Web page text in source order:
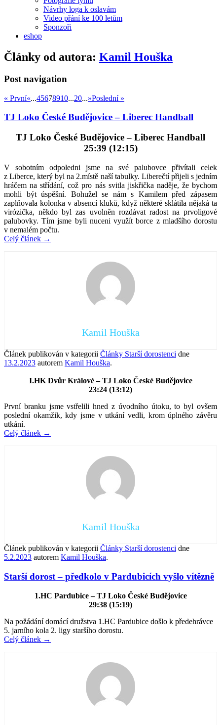
Návrhy loga k oslavám
Video přání ke 100 letům
Sponzoři
eshop
Články od autora: Kamil Houška
Post navigation
« První«...45678910...20...»Poslední »
TJ Loko České Budějovice – Liberec Handball
TJ Loko České Budějovice – Liberec Handball
25:39 (12:15)
V sobotním odpoledni jsme na své palubovce přivítali celek
z Liberce, který byl na 2.místě naší tabulky. Liberečtí přijeli s jedním
hráčem na střídání, což pro nás svitla jiskřička naděje, že bychom
mohli být úspěšní. Bohužel se nám s Kamilem před zápasem
zaplňovala kolonka v absencí kluků, když některé sklátila nějaká ta
virózička, někdo byl zas uvolněn rozdávat radost na prvoligové
palubovky. Tím jsme byli nuceni využít borce z mladšího dorostu
v nemalém počtu.
Celý článek →
Kamil Houška
Článek publikován v kategorii Články Starší dorostenci dne
13.2.2023 autorem Kamil Houška.
I.HK Dvůr Králové – TJ Loko České Budějovice
23:24 (13:12)
První branku jsme vstřelili hned z úvodního útoku, to byl ovšem
poslední okamžik, kdy jsme v utkání vedli, krom úplného závěru
utkání.
Celý článek →
Kamil Houška
Článek publikován v kategorii Články Starší dorostenci dne
5.2.2023 autorem Kamil Houška.
Starší dorost – předkolo v Pardubicích vyšlo vítězně
1.HC Pardubice – TJ Loko České Budějovice
29:38 (15:19)
Na požádání domácí družstva 1.HC Pardubice došlo k předehrávce
5. jarního kola 2. ligy staršího dorostu.
Celý článek →